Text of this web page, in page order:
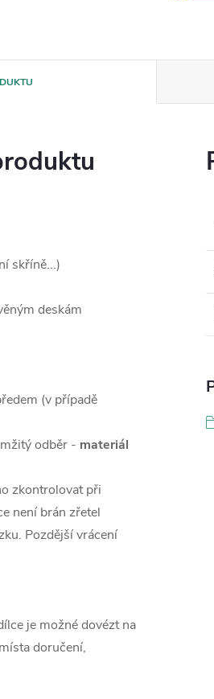
skříně...)
deskám
(v případě
odběr - materiál
zkontrolovat při
není brán zřetel
Pozdější vrácení
je možné dovézt na
doručení,